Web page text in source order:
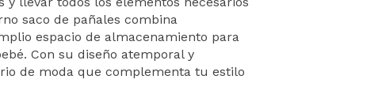
saco de pañales combina
espacio de almacenamiento para
Con su diseño atemporal y
de moda que complementa tu estilo